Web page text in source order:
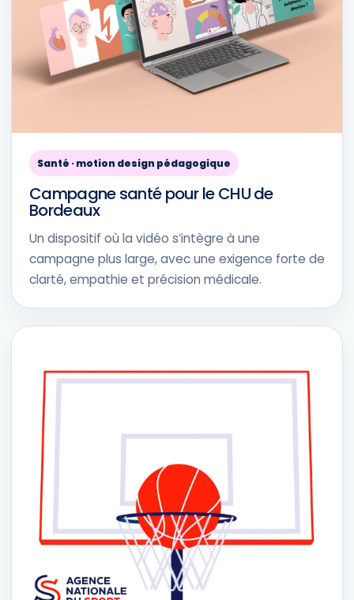
Santé · motion design pédagogique
Campagne santé pour le CHU de
Bordeaux
Un dispositif où la vidéo s’intègre à une
campagne plus large, avec une exigence forte de
clarté, empathie et précision médicale.